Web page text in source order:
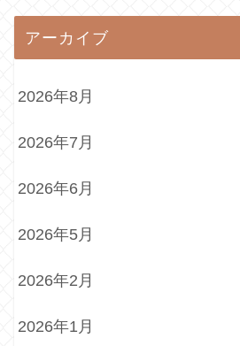
アーカイブ
2026年8月
2026年7月
2026年6月
2026年5月
2026年2月
2026年1月